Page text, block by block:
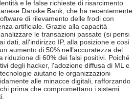
e le false richieste di risarcimento
Danske Bank, che ha recentemente
di rilevamento delle frodi con
artificiale. Grazie alla capacità
le transazioni passate (si pensi
dati, all'indirizzo IP, alla posizione e così
aumento di 50% nell'accuratezza del
riduzione di 60% dei falsi positivi. Poiché
degli hacker, l'adozione diffusa di ML e
aiutano le organizzazioni
alle minacce digitali, rafforzando
prima che compromettano i sistemi